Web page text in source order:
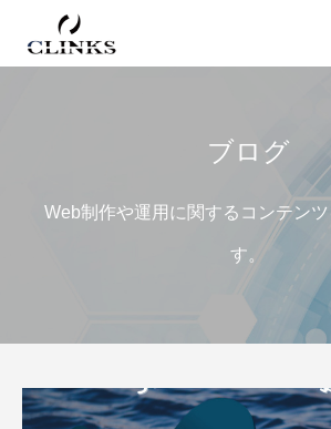
ワードプレス
ブログ
Web制作や運用に関するコンテン
す。